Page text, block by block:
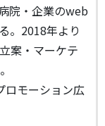
院・企業のweb
。2018年より
案・マーケテ
ロモーション広